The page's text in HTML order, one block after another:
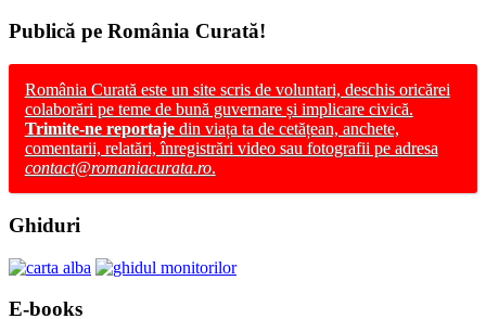
Publică pe România Curată!
România Curată este un site scris de voluntari, deschis oricărei
colaborări pe teme de bună guvernare și implicare civică.
Trimite-ne reportajedin viața ta de cetățean, anchete,
comentarii, relatări, înregistrări video sau fotografii pe adresa
contact@romaniacurata.ro.
Ghiduri
E-books